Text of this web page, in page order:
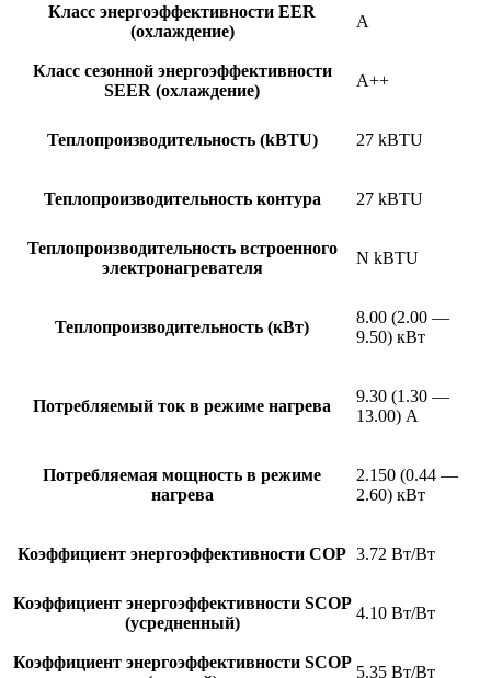
Класс энергоэффективности EER
(охлаждение)
A
Класс сезонной энергоэффективности
SEER (охлаждение)
A++
Теплопроизводительность (kBTU) 27 kBTU
Теплопроизводительность контура 27 kBTU
Теплопроизводительность встроенного
электронагревателя
N kBTU
Теплопроизводительность (кВт)
8.00 (2.00 —
9.50) кВт
Потребляемый ток в режиме нагрева
9.30 (1.30 —
13.00) А
Потребляемая мощность в режиме
нагрева
2.150 (0.44 —
2.60) кВт
Коэффициент энергоэффективности COP 3.72 Вт/Вт
Коэффициент энергоэффективности SCOP
(усредненный)
4.10 Вт/Вт
Коэффициент энергоэффективности SCOP
5.35 Вт/Вт